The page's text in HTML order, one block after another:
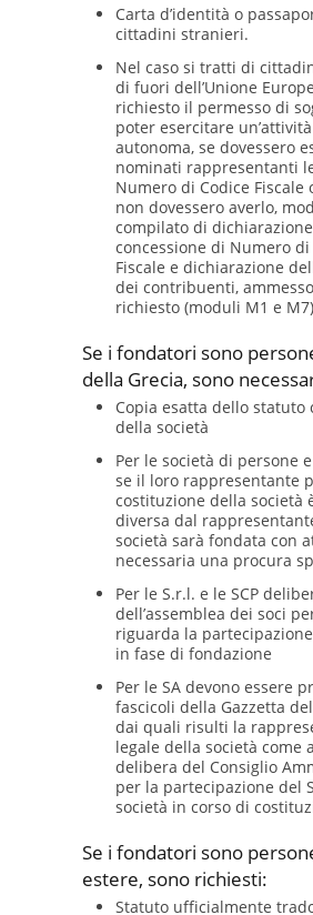
Carta d’identità o
cittadini stranieri.
Nel caso si tratti di
di fuori dell’Unione
richiesto il permesso di
poter esercitare
autonoma, se dovessero
nominati rappresentanti
Numero di Codice Fiscale
non dovessero averlo,
compilato di
concessione di Numero di
Fiscale e dichiarazione
dei contribuenti,
richiesto (moduli M1 e M7)
Se i fondatori sono
della Grecia, sono
Copia esatta dello statuto
della società
Per le società di persone
se il loro rappresentante
costituzione della società
diversa dal
società sarà fondata con
necessaria una procura
Per le S.r.l. e le SCP
dell’assemblea dei soci
riguarda la
in fase di fondazione
Per le SA devono essere
fascicoli della Gazzetta
dai quali risulti la
legale della società come
delibera del Consiglio
per la partecipazione del
società in corso di
Se i fondatori sono
estere, sono richiesti:
Statuto ufficialmente